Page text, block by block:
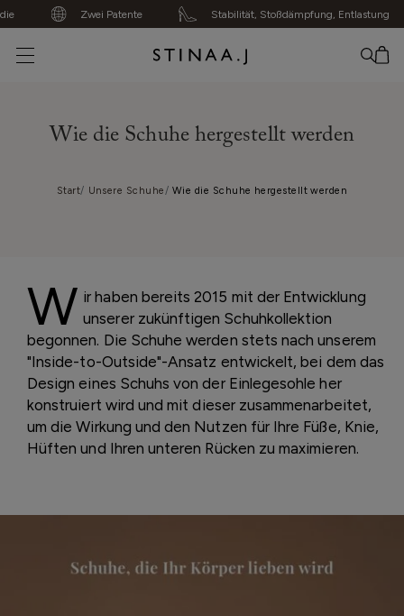
Zwei Patente Stabilität, Stoßdämpfung, Entlastung
Wie die Schuhe hergestellt werden
Start Unsere Schuhe Wie die Schuhe hergestellt werden
W ir haben bereits 2015 mit der Entwicklung
unserer zukünftigen Schuhkollektion
begonnen. Die Schuhe werden stets nach unserem
"Inside-to-Outside"-Ansatz entwickelt, bei dem das
Design eines Schuhs von der Einlegesohle her
konstruiert wird und mit dieser zusammenarbeitet,
um die Wirkung und den Nutzen für Ihre Füße, Knie,
Hüften und Ihren unteren Rücken zu maximieren.